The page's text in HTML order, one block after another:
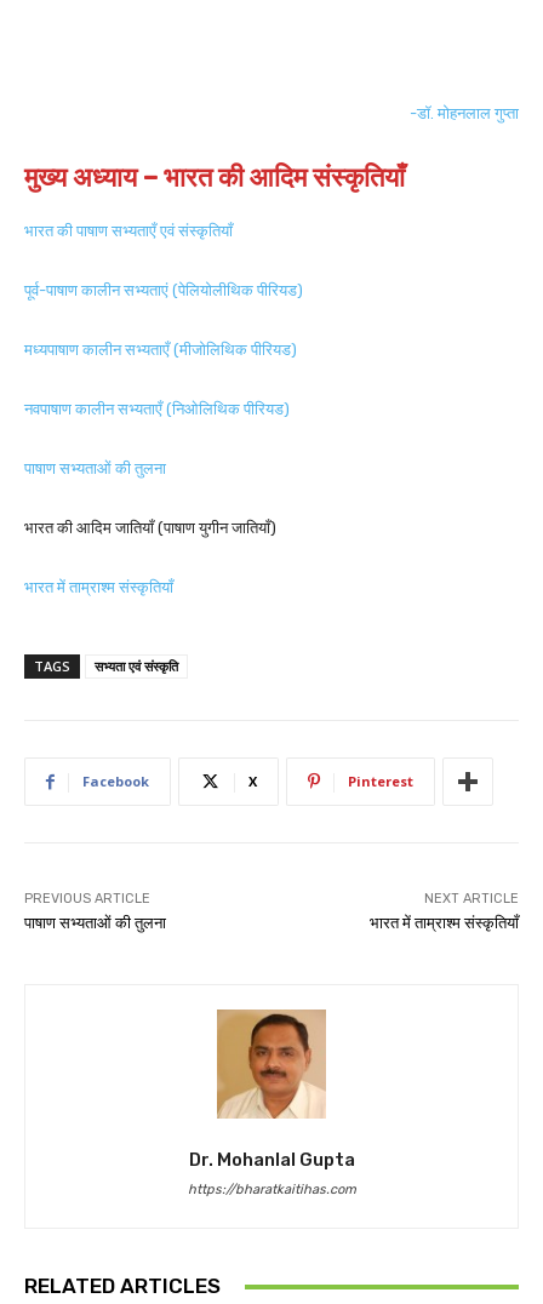
-डॉ. मोहनलाल गुप्ता
मुख्य अध्याय – भारत की आदिम संस्कृतियाँ
भारत की पाषाण सभ्यताएँ एवं संस्कृतियाँ
पूर्व-पाषाण कालीन सभ्यताएं (पेलियोलीथिक पीरियड)
मध्यपाषाण कालीन सभ्यताएँ (मीजोलिथिक पीरियड)
नवपाषाण कालीन सभ्यताएँ (निओलिथिक पीरियड)
पाषाण सभ्यताओं की तुलना
भारत की आदिम जातियाँ (पाषाण युगीन जातियाँ)
भारत में ताम्राश्म संस्कृतियाँ
TAGS सभ्यता एवं संस्कृति
Facebook X Pinterest
PREVIOUS ARTICLE
पाषाण सभ्यताओं की तुलना
NEXT ARTICLE
भारत में ताम्राश्म संस्कृतियाँ
Dr. Mohanlal Gupta
https://bharatkaitihas.com
RELATED ARTICLES